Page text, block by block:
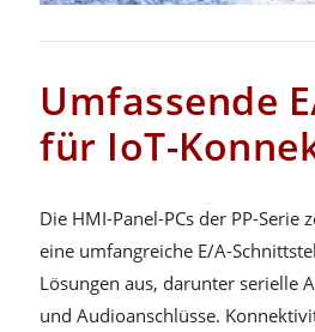
Umfassende
für IoT-
Die HMI-Panel-PCs der PP-
eine umfangreiche E/A-
Lösungen aus, darunter serielle
und Audioanschlüsse.